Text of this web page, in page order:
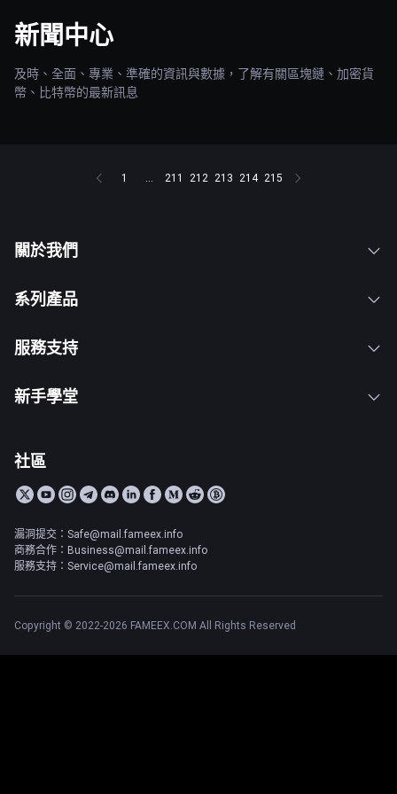
新聞中心
及時、全面、專業、準確的資訊與數據，了解有關區塊鏈、加密貨
幣、比特幣的最新訊息
1 ... 211 212 213 214 215
關於我們
系列產品
服務支持
新手學堂
社區
漏洞提交：Safe@mail.fameex.info
商務合作：Business@mail.fameex.info
服務支持：Service@mail.fameex.info
Copyright © 2022-2026 FAMEEX.COM All Rights Reserved